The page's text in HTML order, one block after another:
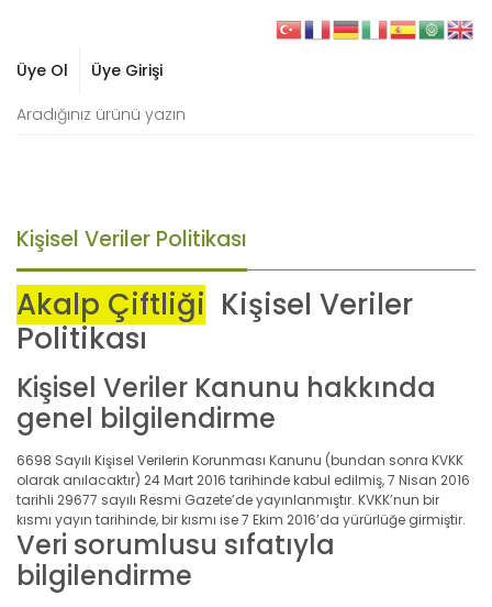
Üye Ol Üye Girişi
Kişisel Veriler Politikası
Akalp Çiftliği Kişisel Veriler
Politikası
Kişisel Veriler Kanunu hakkında
genel bilgilendirme
6698 Sayılı Kişisel Verilerin Korunması Kanunu (bundan sonra KVKK
olarak anılacaktır) 24 Mart 2016 tarihinde kabul edilmiş, 7 Nisan 2016
tarihli 29677 sayılı Resmi Gazete’de yayınlanmıştır. KVKK’nun bir
kısmı yayın tarihinde, bir kısmı ise 7 Ekim 2016’da yürürlüğe girmiştir.
Veri sorumlusu sıfatıyla
bilgilendirme